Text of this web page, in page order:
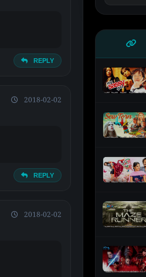
REPLY
2018-02-02
REPLY
2018-02-02